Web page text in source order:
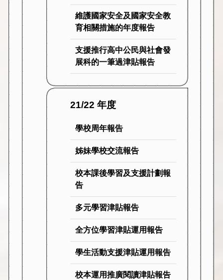
維護國家安全及國家安全教
育相關措施的年度報告
支援推行高中公民與社會發
展科的一筆過津貼報告
21/22 年度
學校周年報告
姊妹學校交流報告
校本課後學習及支援計劃報
告
多元學習津貼報告
全方位學習津貼運用報告
學生活動支援津貼運用報告
校本運用推廣閱讀津貼報告